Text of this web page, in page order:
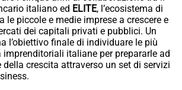
italiano ed ELITE, l’ecosistema di
le piccole e medie imprese a crescere e
dei capitali privati e pubblici. Un
l’obiettivo finale di individuare le più
imprenditoriali italiane per prepararle ad
crescita attraverso un set di servizi